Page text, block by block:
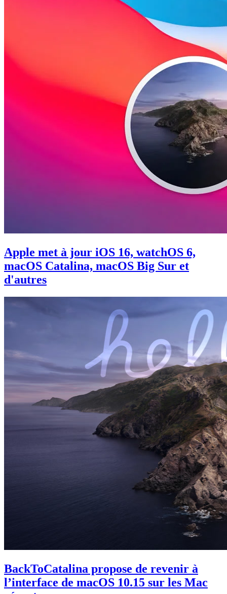
Apple met à jour iOS 16, watchOS 6,
macOS Catalina, macOS Big Sur et
d'autres
BackToCatalina propose de revenir à
l’interface de macOS 10.15 sur les Mac